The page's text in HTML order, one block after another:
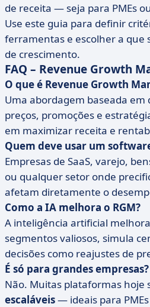
de receita — seja para PMEs
Use este guia para definir
ferramentas e escolher a que
de crescimento.
FAQ – Revenue Growth
O que é Revenue Growth
Uma abordagem baseada em
preços, promoções e
em maximizar receita e
Quem deve usar um
Empresas de SaaS, varejo,
ou qualquer setor onde
afetam diretamente o
Como a IA melhora o RGM?
A inteligência artificial
segmentos valiosos, simula
decisões como reajustes de
É só para grandes empresas?
Não. Muitas plataformas hoje
escaláveis— ideais para